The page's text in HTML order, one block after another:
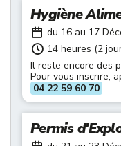
Hygiène
du 16 au 17
14 heures (2
Il reste encore des
Pour vous inscrire,
04 22 59 60 70 .
Permis